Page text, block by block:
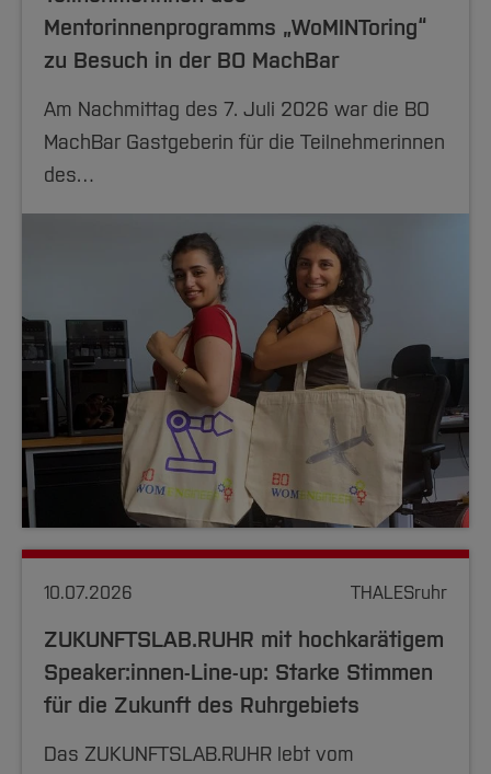
Mentorinnenprogramms „WoMINToring“
zu Besuch in der BO MachBar
Am Nachmittag des 7. Juli 2026 war die BO
MachBar Gastgeberin für die Teilnehmerinnen
des…
10.07.2026 THALESruhr
ZUKUNFTSLAB.RUHR mit hochkarätigem
Speaker:innen-Line-up: Starke Stimmen
für die Zukunft des Ruhrgebiets
Das ZUKUNFTSLAB.RUHR lebt vom